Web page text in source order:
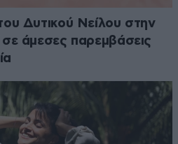
Δυτικού Νείλου στην
άμεσες παρεμβάσεις